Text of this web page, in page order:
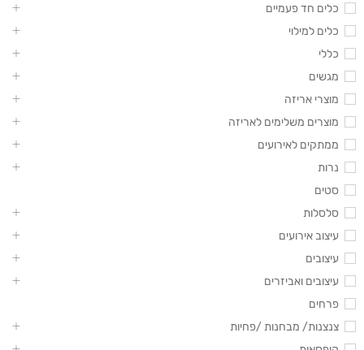
כלים חד פעמיים
כלים למילוי
כללי
מגשים
מוצרי אריזה
מוצרים משלימים לאריזה
ממתקים לאירועים
נרות
סטים
סלסלות
עיצוב אירועים
עיצובים
עיצובים ואביזרים
פרחים
צנצנות/ מבחנות /פחיות